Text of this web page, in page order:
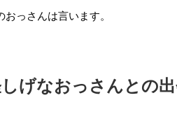
おっさんは言います。
げなおっさんとの